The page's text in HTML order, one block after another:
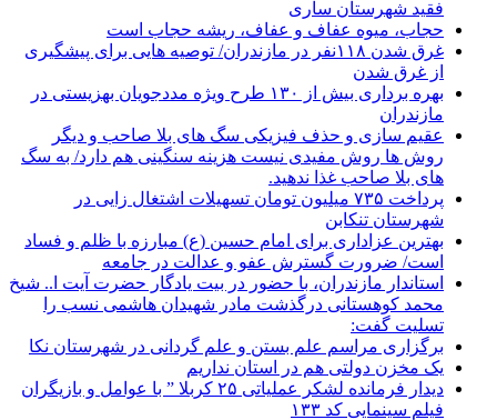
فقید شهرستان ساری
حجاب، میوه عفاف و عفاف، ریشه حجاب است
غرق شدن ۱۱۸نفر در مازندران/ توصيه هايی برای پيشگيری
از غرق شدن
بهره برداری بیش از ۱۳۰ طرح ویژه مددجویان بهزیستی در
مازندران
عقیم سازی و حذف فیزیکی سگ های بلا صاحب و دیگر
روش ها روش مفیدی نیست هزینه سنگینی هم دارد/ به سگ
های بلا صاحب غذا ندهید.
پرداخت ۷۳۵ میلیون تومان تسهیلات اشتغال زایی در
شهرستان تنکابن
بهترین عزاداری برای امام حسین (ع) مبارزه با ظلم و فساد
است/ ضرورت گسترش عفو و عدالت در جامعه
استاندار مازندران، با حضور در بیت یادگار حضرت آیت ا.. شیخ
محمد کوهستانی درگذشت مادر شهیدان هاشمی نسب را
تسلیت گفت:
برگزاری مراسم علم بستن و علم گردانی در شهرستان نکا
یک مخزن دولتی هم در استان نداریم
دیدار فرمانده لشکر عملیاتی ۲۵ کربلا ” با عوامل و بازیگران
فیلم سینمایی کد ۱۳۳